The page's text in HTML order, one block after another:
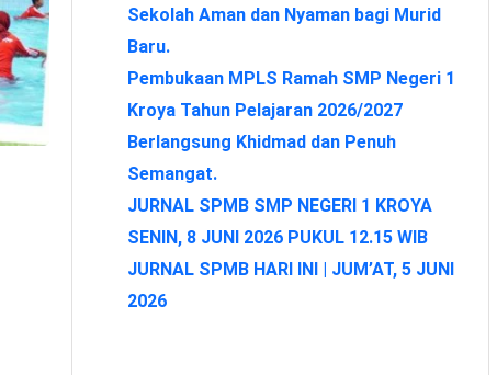
Sekolah Aman dan Nyaman bagi Murid
Baru.
Pembukaan MPLS Ramah SMP Negeri 1
Kroya Tahun Pelajaran 2026/2027
Berlangsung Khidmad dan Penuh
Semangat.
JURNAL SPMB SMP NEGERI 1 KROYA
SENIN, 8 JUNI 2026 PUKUL 12.15 WIB
JURNAL SPMB HARI INI | JUM’AT, 5 JUNI
2026